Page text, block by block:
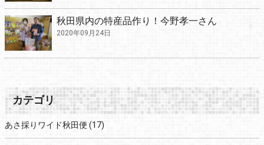
秋田県内の特産品作り！今野孝一さん
2020年09月24日
カテゴリ
あさ採りワイド秋田便 (17)